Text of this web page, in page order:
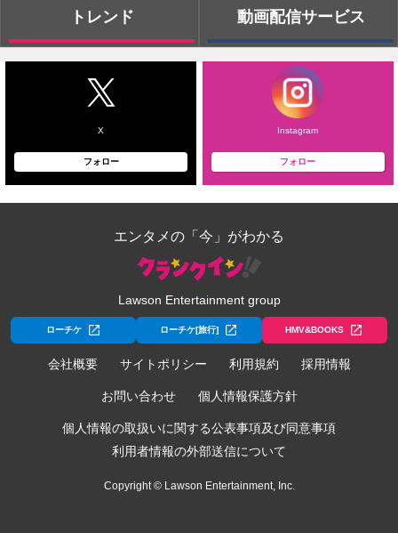
トレンド 動画配信サービス
X
フォロー
Instagram
フォロー
エンタメの「今」がわかる
Lawson Entertainment group
ローチケ ローチケ[旅行] HMV&BOOKS
会社概要 サイトポリシー 利用規約 採用情報
お問い合わせ 個人情報保護方針
個人情報の取扱いに関する公表事項及び同意事項
利用者情報の外部送信について
Copyright © Lawson Entertainment, Inc.